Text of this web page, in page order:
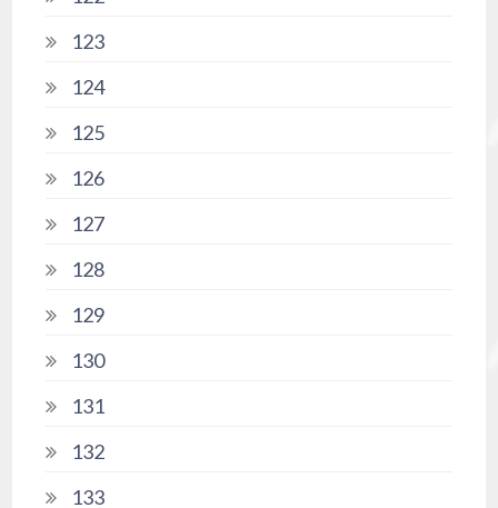
123
124
125
126
127
128
129
130
131
132
133